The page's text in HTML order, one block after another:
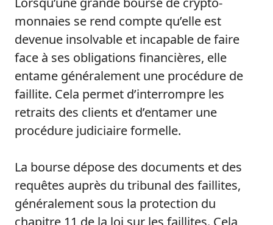
monnaies se rend compte qu’elle est
devenue insolvable et incapable de faire
face à ses obligations financières, elle
entame généralement une procédure de
faillite. Cela permet d’interrompre les
retraits des clients et d’entamer une
procédure judiciaire formelle.
La bourse dépose des documents et des
requêtes auprès du tribunal des faillites,
généralement sous la protection du